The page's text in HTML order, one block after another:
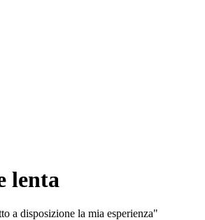
lenta
a disposizione la mia esperienza"